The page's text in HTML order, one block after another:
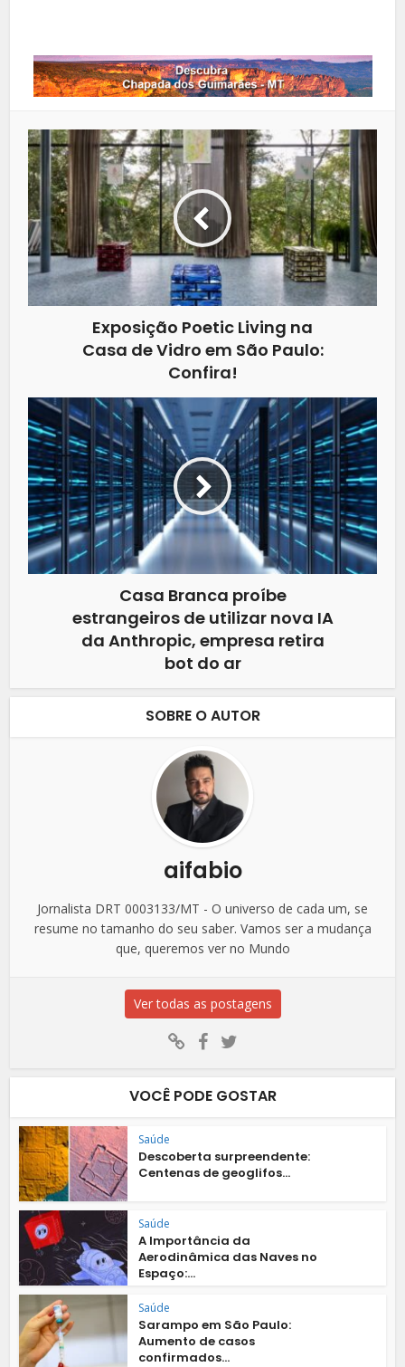
Exposição Poetic Living na
Casa de Vidro em São Paulo:
Confira!
Casa Branca proíbe
estrangeiros de utilizar nova IA
da Anthropic, empresa retira
bot do ar
SOBRE O AUTOR
aifabio
Jornalista DRT 0003133/MT - O universo de cada um, se
resume no tamanho do seu saber. Vamos ser a mudança
que, queremos ver no Mundo
Ver todas as postagens
VOCÊ PODE GOSTAR
Saúde
Descoberta surpreendente:
Centenas de geoglifos...
Saúde
A Importância da
Aerodinâmica das Naves no
Espaço:...
Saúde
Sarampo em São Paulo:
Aumento de casos
confirmados...